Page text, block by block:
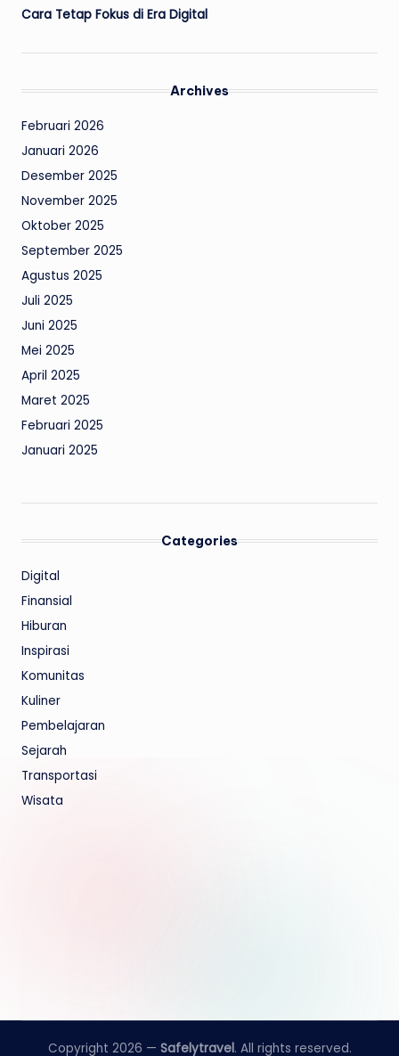
Cara Tetap Fokus di Era Digital
Archives
Februari 2026
Januari 2026
Desember 2025
November 2025
Oktober 2025
September 2025
Agustus 2025
Juli 2025
Juni 2025
Mei 2025
April 2025
Maret 2025
Februari 2025
Januari 2025
Categories
Digital
Finansial
Hiburan
Inspirasi
Komunitas
Kuliner
Pembelajaran
Sejarah
Transportasi
Wisata
Copyright 2026 — Safelytravel. All rights reserved.